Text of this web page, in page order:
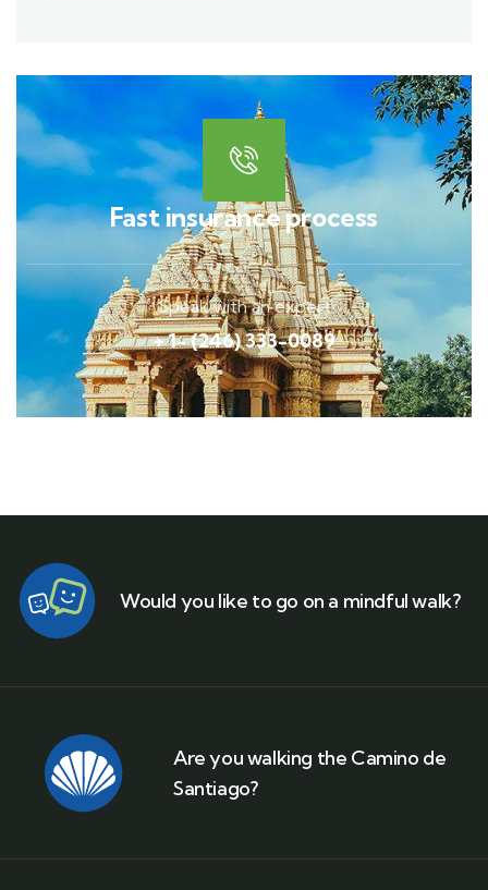
Fast insurance process
Speak with an expert
+ 1- (246) 333-0089
Would you like to go on a mindful walk?
Are you walking the Camino de
Santiago?